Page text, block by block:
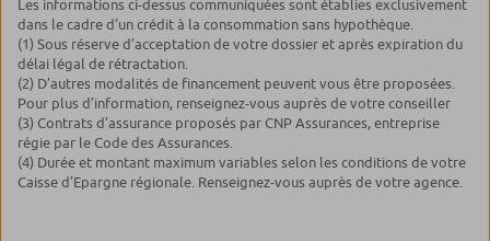
Les informations ci-dessus communiquées sont établies exclusivement
dans le cadre d’un crédit à la consommation sans hypothèque.
(1) Sous réserve d’acceptation de votre dossier et après expiration du
délai légal de rétractation.
(2) D’autres modalités de financement peuvent vous être proposées.
Pour plus d’information, renseignez-vous auprès de votre conseiller
(3) Contrats d’assurance proposés par CNP Assurances, entreprise
régie par le Code des Assurances.
(4) Durée et montant maximum variables selon les conditions de votre
Caisse d’Epargne régionale. Renseignez-vous auprès de votre agence.